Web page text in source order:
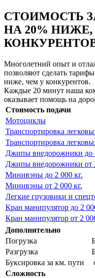
СТОИМОСТЬ
НА 20%
Многолетний опыт и
позволяют сделать
ниже, чем у конкурентов.
Каждые 20 минут наша
оказывает помощь на
Стоимость подачи
Мотоциклы
Транспортировка
Транспортировка
Джипы внедорожники до
Джипы внедорожники от
Минивэны до 2 000 кг.
Минивэны от 2 000 кг.
Легкие грузовики и
Кран манипулятор до 2
Кран манипулятор от 2
Дополнительно
Погрузка
Разгрузка
Буксировка за км. пути
Сложность